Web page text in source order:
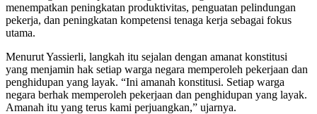
menempatkan peningkatan produktivitas, penguatan pelindungan
pekerja, dan peningkatan kompetensi tenaga kerja sebagai fokus
utama.
Menurut Yassierli, langkah itu sejalan dengan amanat konstitusi
yang menjamin hak setiap warga negara memperoleh pekerjaan dan
penghidupan yang layak. “Ini amanah konstitusi. Setiap warga
negara berhak memperoleh pekerjaan dan penghidupan yang layak.
Amanah itu yang terus kami perjuangkan,” ujarnya.